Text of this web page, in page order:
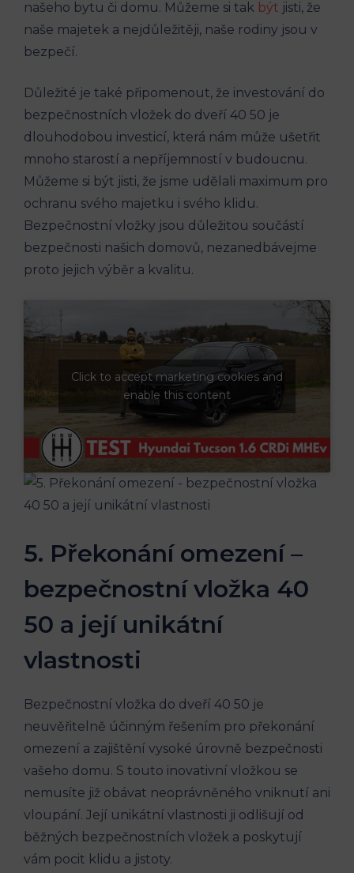
našeho bytu či domu. Můžeme si tak být jisti, že
naše majetek a nejdůležitěji, naše rodiny jsou v
bezpečí.
Důležité je také připomenout, že investování do
bezpečnostních vložek do dveří 40 50 je
dlouhodobou investicí, která nám může ušetřit
mnoho starostí a nepříjemností v budoucnu.
Můžeme si být jisti, že jsme udělali maximum pro
ochranu svého majetku i svého klidu.
Bezpečnostní vložky jsou důležitou součástí
bezpečnosti našich domovů, nezanedbávejme
proto jejich výběr a kvalitu.
Click to accept marketing cookies and
enable this content
5. Překonání omezení –
bezpečnostní vložka 40
50 a její unikátní
vlastnosti
Bezpečnostní vložka do dveří 40 50 je
neuvěřitelně účinným řešením pro překonání
omezení a zajištění vysoké úrovně bezpečnosti
vašeho domu. S touto inovativní vložkou se
nemusíte již obávat neoprávněného vniknutí ani
vloupání. Její unikátní vlastnosti ji odlišují od
běžných bezpečnostních vložek a poskytují
vám pocit klidu a jistoty.